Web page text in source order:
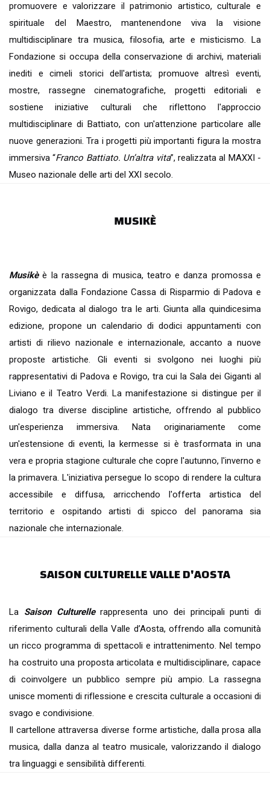
promuovere e valorizzare il patrimonio artistico, culturale e
spirituale del Maestro, mantenendone viva la visione
multidisciplinare tra musica, filosofia, arte e misticismo. La
Fondazione si occupa della conservazione di archivi, materiali
inediti e cimeli storici dell'artista; promuove altresì eventi,
mostre, rassegne cinematografiche, progetti editoriali e
sostiene iniziative culturali che riflettono l'approccio
multidisciplinare di Battiato, con un'attenzione particolare alle
nuove generazioni. Tra i progetti più importanti figura la mostra
immersiva “Franco Battiato. Un’altra vita”, realizzata al MAXXI -
Museo nazionale delle arti del XXI secolo.
MUSIKÈ
Musikèè la rassegna di musica, teatro e danza promossa e
organizzata dalla Fondazione Cassa di Risparmio di Padova e
Rovigo, dedicata al dialogo tra le arti. Giunta alla quindicesima
edizione, propone un calendario di dodici appuntamenti con
artisti di rilievo nazionale e internazionale, accanto a nuove
proposte artistiche. Gli eventi si svolgono nei luoghi più
rappresentativi di Padova e Rovigo, tra cui la Sala dei Giganti al
Liviano e il Teatro Verdi. La manifestazione si distingue per il
dialogo tra diverse discipline artistiche, offrendo al pubblico
un'esperienza immersiva. Nata originariamente come
un'estensione di eventi, la kermesse si è trasformata in una
vera e propria stagione culturale che copre l'autunno, l'inverno e
la primavera. L'iniziativa persegue lo scopo di rendere la cultura
accessibile e diffusa, arricchendo l'offerta artistica del
territorio e ospitando artisti di spicco del panorama sia
nazionale che internazionale.
SAISON CULTURELLE VALLE D'AOSTA
La Saison Culturellerappresenta uno dei principali punti di
riferimento culturali della Valle d’Aosta, offrendo alla comunità
un ricco programma di spettacoli e intrattenimento. Nel tempo
ha costruito una proposta articolata e multidisciplinare, capace
di coinvolgere un pubblico sempre più ampio. La rassegna
unisce momenti di riflessione e crescita culturale a occasioni di
svago e condivisione.
Il cartellone attraversa diverse forme artistiche, dalla prosa alla
musica, dalla danza al teatro musicale, valorizzando il dialogo
tra linguaggi e sensibilità differenti.